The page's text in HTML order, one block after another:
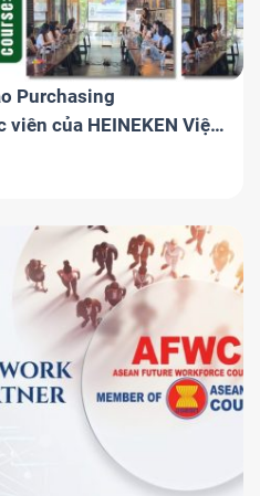
Purchasing
của HEINEKEN Việt